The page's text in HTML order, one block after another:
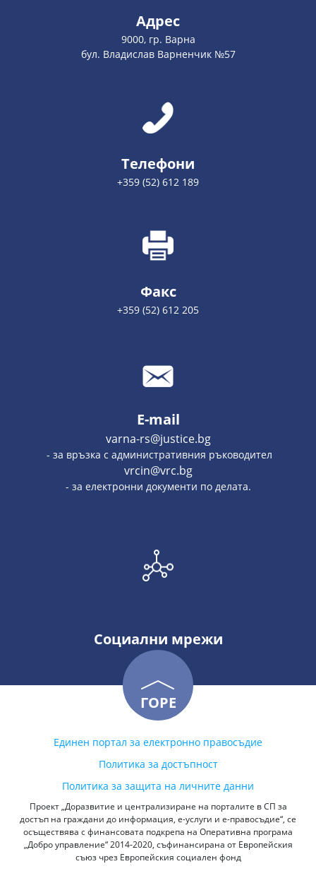
Адрес
9000, гр. Варна
бул. Владислав Варненчик №57
Телефони
+359 (52) 612 189
Факс
+359 (52) 612 205
E-mail
varna-rs@justice.bg
- за връзка с административния ръководител
vrcin@vrc.bg
- за електронни документи по делата.
Социални мрежи
ГОРЕ
Единен портал за електронно правосъдие
Политика за достъпност
Политика за защита на личните данни
Проект „Доразвитие и централизиране на порталите в СП за
достъп на граждани до информация, е-услуги и е-правосъдие“, се
осъществява с финансовата подкрепа на Оперативна програма
„Добро управление“ 2014-2020, съфинансирана от Европейския
съюз чрез Европейския социален фонд